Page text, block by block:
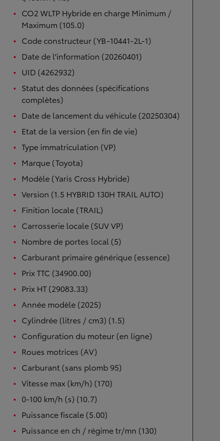
CO2 WLTP Hybride en charge Minimum /
Maximum (105.0)
Code constructeur (YB-10441-2L-1)
Date de l'information (20260401)
UID (4262932)
Statut des données (spécifications
complètes)
Date de lancement du véhicule (20250304)
Etat de la version (en fin de vie)
Type immatriculation (VP)
Marque (Toyota)
Modèle (Yaris Cross Hybride)
Version (1.5 HYBRID 130H TRAIL AUTO)
Finition locale (TRAIL)
Carrosserie locale (SUV VP)
Nombre de portes local (5)
Carburant primaire générique (essence)
Prix TTC (34900.00)
Prix HT (29083.33)
Année modèle (2025)
Cylindrée (litres / cm3) (1.5)
Configuration du moteur (en ligne)
Roues motrices (AV)
Carburant (sans plomb 95)
Vitesse max (km/h) (170)
0-100 km/h (s) (10.7)
Puissance fiscale (5.00)
Puissance en ch / régime tr/mn (130)